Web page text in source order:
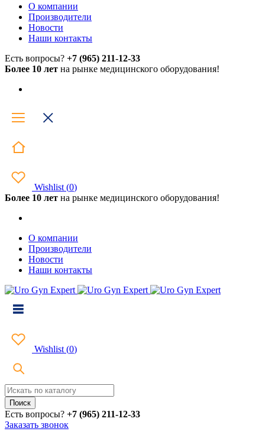
О компании
Производители
Новости
Наши контакты
Есть вопросы? +7 (965) 211-12-33
Более 10 лет на рынке медицинского оборудования!
Wishlist (0)
Более 10 лет на рынке медицинского оборудования!
О компании
Производители
Новости
Наши контакты
Wishlist (0)
Есть вопросы? +7 (965) 211-12-33
Заказать звонок